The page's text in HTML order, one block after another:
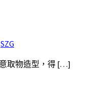
SZG
取物造型，得 […]